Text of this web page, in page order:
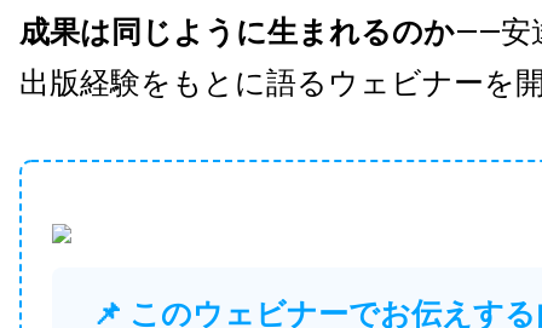
成果は同じように生まれるのか——安
出版経験をもとに語るウェビナーを
📌 このウェビナーでお伝えす